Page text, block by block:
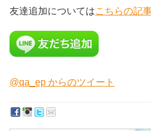
友達追加についてはこちらの記
@qa_ep からのツイート